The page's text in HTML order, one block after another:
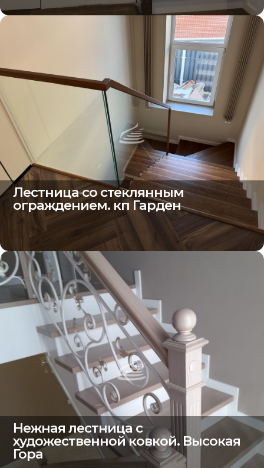
Лестница со стеклянным
ограждением. кп Гарден
Нежная лестница с
художественной ковкой. Высокая
Гора